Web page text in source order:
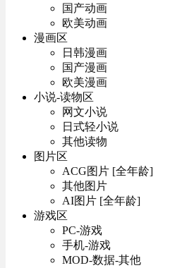
国产动画
欧美动画
漫画区
日韩漫画
国产漫画
欧美漫画
小说-读物区
网文小说
日式轻小说
其他读物
图片区
ACG图片 [全年龄]
其他图片
AI图片 [全年龄]
游戏区
PC-游戏
手机-游戏
MOD-数据-其他